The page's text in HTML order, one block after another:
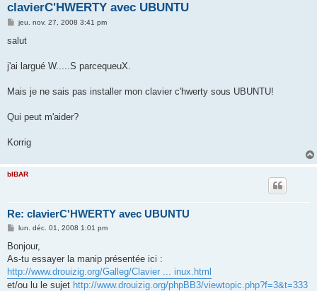
clavierC'HWERTY avec UBUNTU
M
s
g
jeu. nov. 27, 2008 3:41 pm
salut
j'ai largué W.....S parcequeuX.
Mais je ne sais pas installer mon clavier c'hwerty sous UBUNTU!
Qui peut m'aider?
Korrig
bIBAR
Re: clavierC'HWERTY avec UBUNTU
M
s
a
g
e
lun. déc. 01, 2008 1:01 pm
Bonjour,
As-tu essayer la manip présentée ici :
http://www.drouizig.org/Galleg/Clavier ... inux.html
et/ou lu le sujet http://www.drouizig.org/phpBB3/viewtopic.php?f=3&t=333